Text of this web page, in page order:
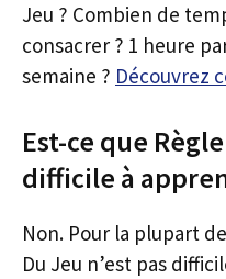
Jeu ? Combien de
consacrer ? 1 heure
semaine ? Découvrez
Est-ce que
difficile à
Non. Pour la plupart
Du Jeu n’est pas